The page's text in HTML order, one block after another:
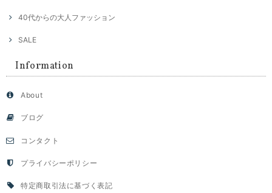
40代からの大人ファッション
SALE
Information
About
ブログ
コンタクト
プライバシーポリシー
特定商取引法に基づく表記